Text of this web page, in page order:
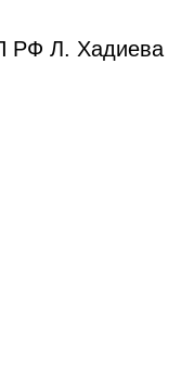
РФ Л. Хадиева